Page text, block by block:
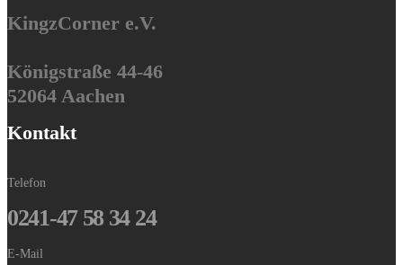
KingzCorner e.V.
Königstraße 44-46
52064 Aachen
Kontakt
Telefon
0241-47 58 34 24
E-Mail